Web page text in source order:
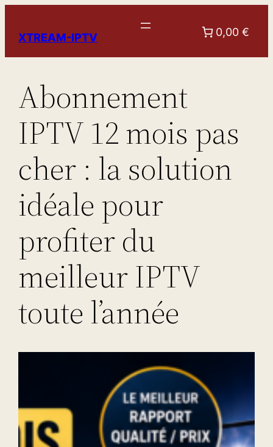
contenu
XTREAM-IPTV 0,00 €
Abonnement
IPTV 12 mois pas
cher : la solution
idéale pour
profiter du
meilleur IPTV
toute l’année